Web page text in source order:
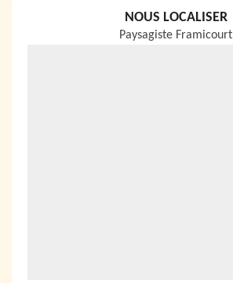
NOUS LOCALISER
Paysagiste Framicourt